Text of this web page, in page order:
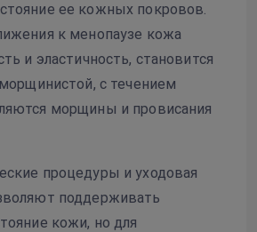
ее кожных покровов.
к менопаузе кожа
и эластичность, становится
с течением
морщины и провисания
процедуры и уходовая
поддерживать
кожи, но для